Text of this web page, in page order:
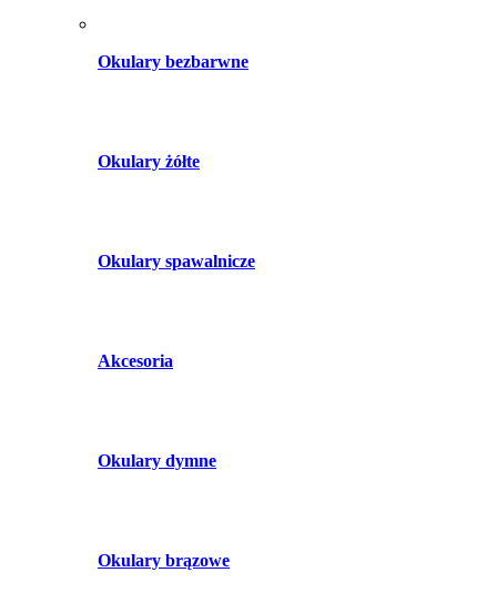
Okulary bezbarwne
Okulary żółte
Okulary spawalnicze
Akcesoria
Okulary dymne
Okulary brązowe